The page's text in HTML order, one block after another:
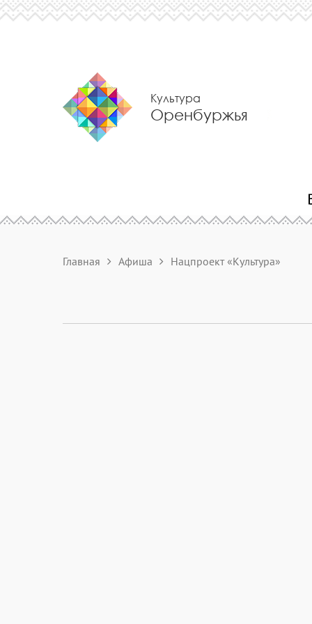
Культура
Оренбуржья
Главная Афиша Нацпроект «Культура»